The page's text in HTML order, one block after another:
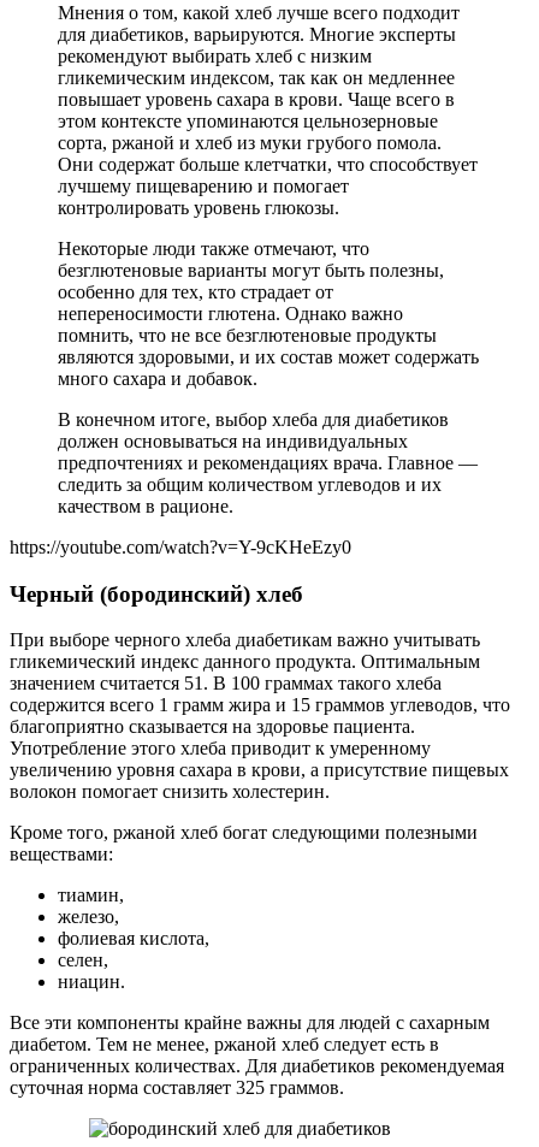
Мнения о том, какой хлеб лучше всего подходит
для диабетиков, варьируются. Многие эксперты
рекомендуют выбирать хлеб с низким
гликемическим индексом, так как он медленнее
повышает уровень сахара в крови. Чаще всего в
этом контексте упоминаются цельнозерновые
сорта, ржаной и хлеб из муки грубого помола.
Они содержат больше клетчатки, что способствует
лучшему пищеварению и помогает
контролировать уровень глюкозы.
Некоторые люди также отмечают, что
безглютеновые варианты могут быть полезны,
особенно для тех, кто страдает от
непереносимости глютена. Однако важно
помнить, что не все безглютеновые продукты
являются здоровыми, и их состав может содержать
много сахара и добавок.
В конечном итоге, выбор хлеба для диабетиков
должен основываться на индивидуальных
предпочтениях и рекомендациях врача. Главное —
следить за общим количеством углеводов и их
качеством в рационе.
https://youtube.com/watch?v=Y-9cKHeEzy0
Черный (бородинский) хлеб
При выборе черного хлеба диабетикам важно учитывать
гликемический индекс данного продукта. Оптимальным
значением считается 51. В 100 граммах такого хлеба
содержится всего 1 грамм жира и 15 граммов углеводов, что
благоприятно сказывается на здоровье пациента.
Употребление этого хлеба приводит к умеренному
увеличению уровня сахара в крови, а присутствие пищевых
волокон помогает снизить холестерин.
Кроме того, ржаной хлеб богат следующими полезными
веществами:
тиамин,
железо,
фолиевая кислота,
селен,
ниацин.
Все эти компоненты крайне важны для людей с сахарным
диабетом. Тем не менее, ржаной хлеб следует есть в
ограниченных количествах. Для диабетиков рекомендуемая
суточная норма составляет 325 граммов.